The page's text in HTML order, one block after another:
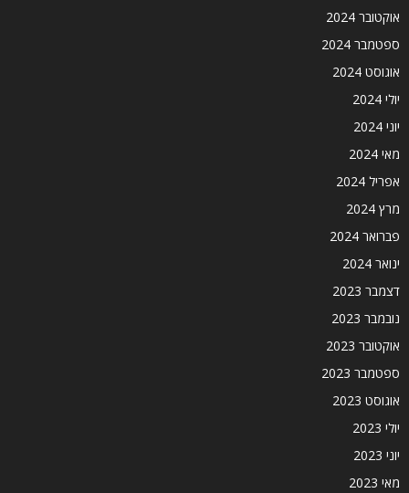
אוקטובר 2024
ספטמבר 2024
אוגוסט 2024
יולי 2024
יוני 2024
מאי 2024
אפריל 2024
מרץ 2024
פברואר 2024
ינואר 2024
דצמבר 2023
נובמבר 2023
אוקטובר 2023
ספטמבר 2023
אוגוסט 2023
יולי 2023
יוני 2023
מאי 2023